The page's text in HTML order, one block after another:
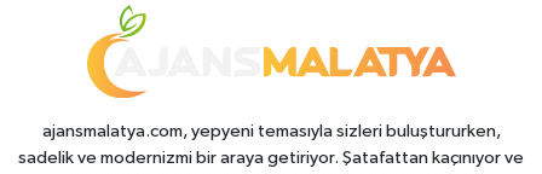
ajansmalatya.com, yepyeni temasıyla sizleri buluştururken,
sadelik ve modernizmi bir araya getiriyor. Şatafattan kaçınıyor ve